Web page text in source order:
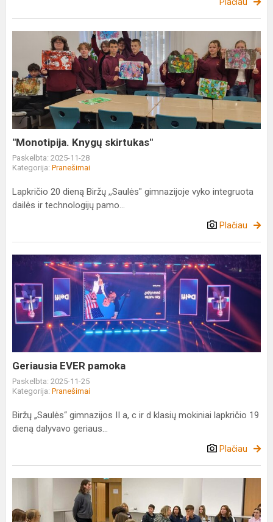
"Monotipija.
skirtukas"
"Monotipija. Knygų skirtukas"
Paskelbta: 2025-11-28
Kategorija: Pranešimai
Lapkričio 20 dieną Biržų ,,Saulės" gimnazijoje vyko integruota
dailės ir technologijų pamo...
Plačiau
Geriausia
pamoka
Geriausia EVER pamoka
Paskelbta: 2025-11-25
Kategorija: Pranešimai
Biržų „Saulės“ gimnazijos II a, c ir d klasių mokiniai lapkričio 19
dieną dalyvavo geriaus...
Plačiau
neišdildomus